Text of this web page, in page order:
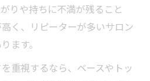
りや持ちに不満が残ること
く、リピーターが多いサロン
ます。
重視するなら、ベースやトッ